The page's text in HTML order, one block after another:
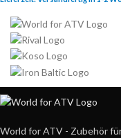
World for ATV - Zubehör